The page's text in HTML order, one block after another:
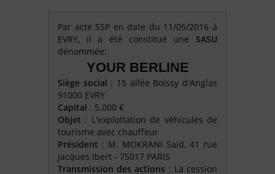
Par acte SSP en date du 11/05/2016 à
EVRY, il a été constitué une SASU
dénommée:
YOUR BERLINE
Siège social : 15 allée Boissy d'Anglas
91000 EVRY
Capital : 5.000 €
Objet : L'exploitation de véhicules de
tourisme avec chauffeur
Président : M. MOKRANI Saïd, 41 rue
Jacques Ibert - 75017 PARIS
Transmission des actions : La cession